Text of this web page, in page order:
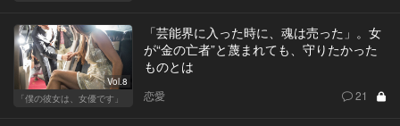
Vol.8
「僕の彼女は、女優です」
「芸能界に入った時に、魂は売った」。女
が“金の亡者”と蔑まれても、守りたかった
ものとは
恋愛 21